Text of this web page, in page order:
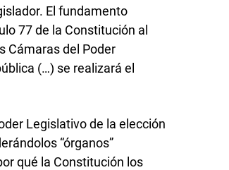
El fundamento
77 de la Constitución al
Cámaras del Poder
(…) se realizará el
Legislativo de la elección
“órganos”
qué la Constitución los